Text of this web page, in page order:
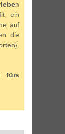
ein
auf
die
fürs